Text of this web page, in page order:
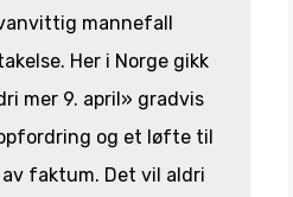
mannefall
Her i Norge gikk
mer 9. april» gradvis
og et løfte til
faktum. Det vil aldri